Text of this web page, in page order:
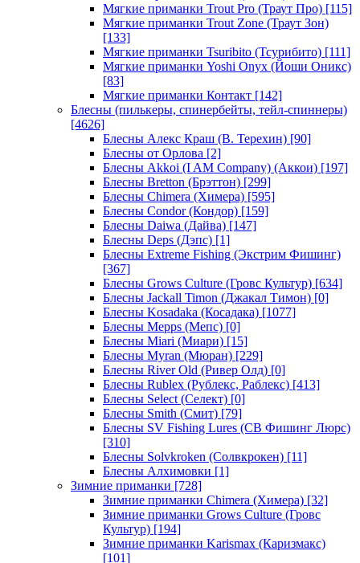
Мягкие приманки Trout Pro (Траут Про) [115]
Мягкие приманки Trout Zone (Траут Зон)
[133]
Мягкие приманки Tsuribito (Тсурибито) [111]
Мягкие приманки Yoshi Onyx (Йоши Оникс)
[83]
Мягкие приманки Контакт [142]
Блесны (пилькеры, спинербейты, тейл-спиннеры)
[4626]
Блесны Алекс Краш (В. Терехин) [90]
Блесны от Орлова [2]
Блесны Akkoi (I AM Company) (Аккои) [197]
Блесны Bretton (Брэттон) [299]
Блесны Chimera (Химера) [595]
Блесны Condor (Кондор) [159]
Блесны Daiwa (Дайва) [147]
Блесны Deps (Дэпс) [1]
Блесны Extreme Fishing (Экстрим Фишинг)
[367]
Блесны Grows Culture (Гровс Культур) [634]
Блесны Jackall Timon (Джакал Тимон) [0]
Блесны Kosadaka (Косадака) [1077]
Блесны Mepps (Мепс) [0]
Блесны Miari (Миари) [15]
Блесны Myran (Мюран) [229]
Блесны River Old (Ривер Олд) [0]
Блесны Rublex (Рублекс, Раблекс) [413]
Блесны Select (Селект) [0]
Блесны Smith (Смит) [79]
Блесны SV Fishing Lures (СВ Фишинг Люрс)
[310]
Блесны Solvkroken (Солвкрокен) [11]
Блесны Алхимовки [1]
Зимние приманки [728]
Зимние приманки Chimera (Химера) [32]
Зимние приманки Grows Culture (Гровс
Культур) [194]
Зимние приманки Karismax (Каризмакс)
[101]